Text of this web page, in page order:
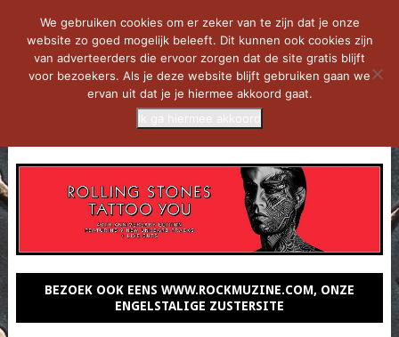
BEZOEK OOK EENS WWW.ROCKMUZINE.COM, ONZE
ENGELSTALIGE ZUSTERSITE
We gebruiken cookies om er zeker van te zijn dat je onze
website zo goed mogelijk beleeft. Dit kunnen ook cookies zijn
van adverteerders die ervoor zorgen dat de site gratis blijft
voor bezoekers. Als je deze website blijft gebruiken gaan we
ervan uit dat je je hiermee akkoord gaat.
Ik ga hiermee akkoord